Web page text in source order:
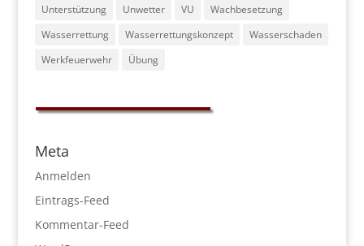
Unterstützung
Unwetter VU
Wachbesetzung
Wasserrettung
Wasserrettungskonzept
Wasserschaden
Werkfeuerwehr
Übung
Meta
Anmelden
Eintrags-Feed
Kommentar-Feed